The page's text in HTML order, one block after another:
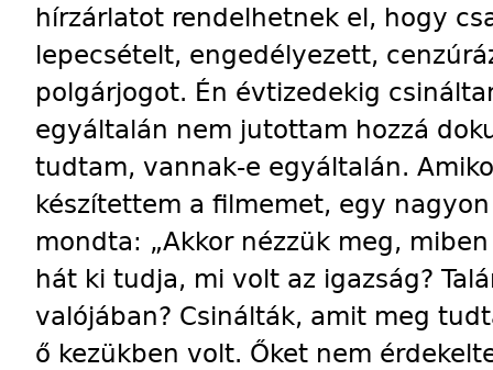
hírzárlatot rendelhetnek el, hogy
lepecsételt, engedélyezett,
polgárjogot. Én évtizedekig
egyáltalán nem jutottam hozzá
tudtam, vannak-e egyáltalán.
készítettem a filmemet, egy
mondta: „Akkor nézzük meg,
hát ki tudja, mi volt az igazság?
valójában? Csinálták, amit meg
ő kezükben volt. Őket nem